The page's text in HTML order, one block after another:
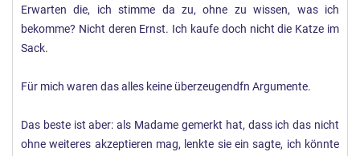
Erwarten die, ich stimme da zu, ohne zu wissen, was ich
bekomme? Nicht deren Ernst. Ich kaufe doch nicht die Katze im
Sack.
Für mich waren das alles keine überzeugendfn Argumente.
Das beste ist aber: als Madame gemerkt hat, dass ich das nicht
ohne weiteres akzeptieren mag, lenkte sie ein sagte, ich könnte